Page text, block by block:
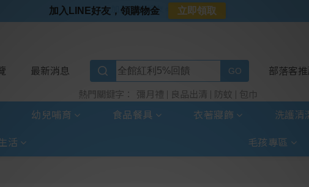
⭐加入LINE好友⭐
⭐超取選全家⭐滿$888贈霜淇淋禮物卡
最新消息
熱門關鍵字： 彌月禮 良品出清 防蚊 包巾
部落客
幼兒哺育 食品餐具 衣著寢飾 洗護清
活 毛孩專區
加入LINE好友，領購物金 立即領取